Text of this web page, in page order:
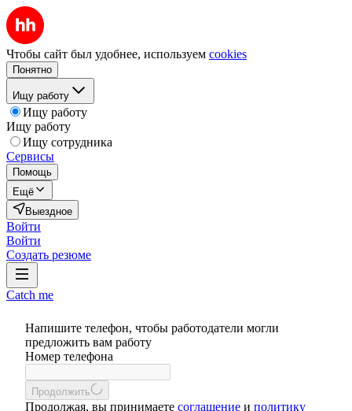
Чтобы сайт был удобнее, используем cookies
Понятно
Ищу работу
Ищу работу
Ищу работу
Ищу сотрудника
Сервисы
Помощь
Ещё
Выездное
Войти
Войти
Создать резюме
Catch me
Напишите телефон, чтобы работодатели могли
предложить вам работу
Номер телефона
Продолжить
Продолжая, вы принимаете соглашение и политику